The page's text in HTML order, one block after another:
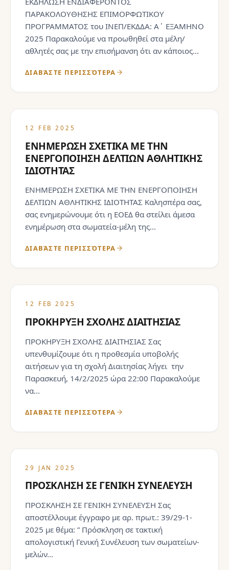
ΠΑΡΑΚΟΛΟΥΘΗΣΗΣ ΕΠΙΜΟΡΦΩΤΙΚOΥ
ΠΡΟΓΡΑΜΜΑΤΟΣ του ΙΝΕΠ/ΕΚΔΔΑ: Α΄ ΕΞΑΜΗΝΟ
2025 Παρακαλούμε να προωθηθεί στα μέλη/
αθλητές σας με την επισήμανση ότι αν κάποιος...
ΔΙΑΒΆΣΤΕ ΠΕΡΙΣΣΌΤΕΡΑ
12 FEB 2025
ΕΝΗΜΕΡΩΣΗ ΣΧΕΤΙΚΑ ΜΕ ΤΗΝ
ΕΝΕΡΓΟΠΟΙΗΣΗ ΔΕΛΤΙΩΝ ΑΘΛΗΤΙΚΗΣ
ΙΔΙΟΤΗΤΑΣ
ΕΝΗΜΕΡΩΣΗ ΣΧΕΤΙΚΑ ΜΕ ΤΗΝ ΕΝΕΡΓΟΠΟΙΗΣΗ
ΔΕΛΤΙΩΝ ΑΘΛΗΤΙΚΗΣ ΙΔΙΟΤΗΤΑΣ Καλησπέρα σας,
σας ενημερώνουμε ότι η ΕΟΕΔ θα στείλει άμεσα
ενημέρωση στα σωματεία-μέλη της...
ΔΙΑΒΆΣΤΕ ΠΕΡΙΣΣΌΤΕΡΑ
12 FEB 2025
ΠΡΟΚΗΡΥΞΗ ΣΧΟΛΗΣ ΔΙΑΙΤΗΣΙΑΣ
ΠΡΟΚΗΡΥΞΗ ΣΧΟΛΗΣ ΔΙΑΙΤΗΣΙΑΣ Σας
υπενθυμίζουμε ότι η προθεσμία υποβολής
αιτήσεων για τη σχολή Διαιτησίας λήγει την
Παρασκευή, 14/2/2025 ώρα 22:00 Παρακαλούμε
να...
ΔΙΑΒΆΣΤΕ ΠΕΡΙΣΣΌΤΕΡΑ
29 JAN 2025
ΠΡΟΣΚΛΗΣΗ ΣΕ ΓΕΝΙΚΗ ΣΥΝΕΛΕΥΣΗ
ΠΡΟΣΚΛΗΣΗ ΣΕ ΓΕΝΙΚΗ ΣΥΝΕΛΕΥΣΗ Σας
αποστέλλουμε έγγραφο με αρ. πρωτ.: 39/29-1-
2025 με θέμα: ” Πρόσκληση σε τακτική
απολογιστική Γενική Συνέλευση των σωματείων-
μελών...